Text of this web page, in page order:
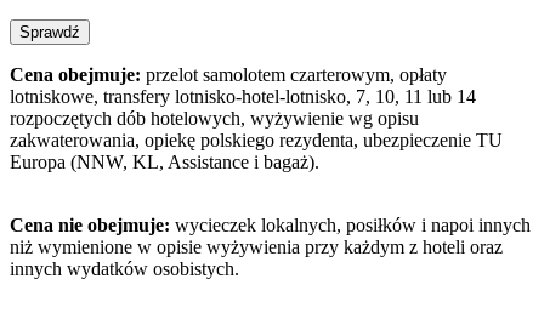
Sprawdź
Cena obejmuje: przelot samolotem czarterowym, opłaty
lotniskowe, transfery lotnisko-hotel-lotnisko, 7, 10, 11 lub 14
rozpoczętych dób hotelowych, wyżywienie wg opisu
zakwaterowania, opiekę polskiego rezydenta, ubezpieczenie TU
Europa (NNW, KL, Assistance i bagaż).
Cena nie obejmuje: wycieczek lokalnych, posiłków i napoi innych
niż wymienione w opisie wyżywienia przy każdym z hoteli oraz
innych wydatków osobistych.